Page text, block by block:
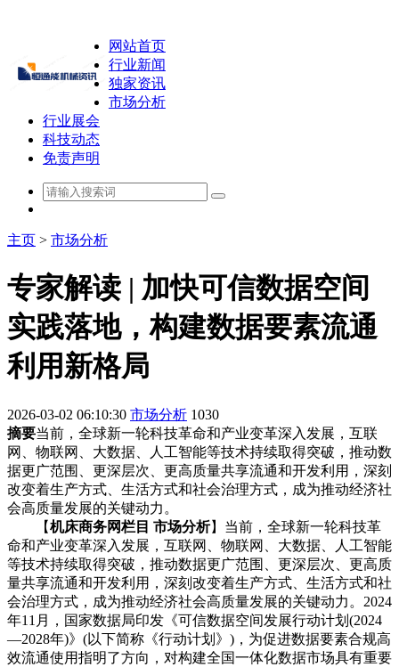
网站首页
行业新闻
独家资讯
市场分析
行业展会
科技动态
免责声明
主页 > 市场分析
专家解读 | 加快可信数据空间
实践落地，构建数据要素流通
利用新格局
2026-03-02 06:10:30 市场分析 1030
摘要当前，全球新一轮科技革命和产业变革深入发展，互联
网、物联网、大数据、人工智能等技术持续取得突破，推动数
据更广范围、更深层次、更高质量共享流通和开发利用，深刻
改变着生产方式、生活方式和社会治理方式，成为推动经济社
会高质量发展的关键动力。
【机床商务网栏目 市场分析】当前，全球新一轮科技革
命和产业变革深入发展，互联网、物联网、大数据、人工智能
等技术持续取得突破，推动数据更广范围、更深层次、更高质
量共享流通和开发利用，深刻改变着生产方式、生活方式和社
会治理方式，成为推动经济社会高质量发展的关键动力。2024
年11月，国家数据局印发《可信数据空间发展行动计划(2024
—2028年)》(以下简称《行动计划》)，为促进数据要素合规高
效流通使用指明了方向，对构建全国一体化数据市场具有重要